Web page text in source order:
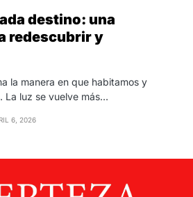
destino: una
redescubrir y
la manera en que habitamos y
La luz se vuelve más…
6, 2026